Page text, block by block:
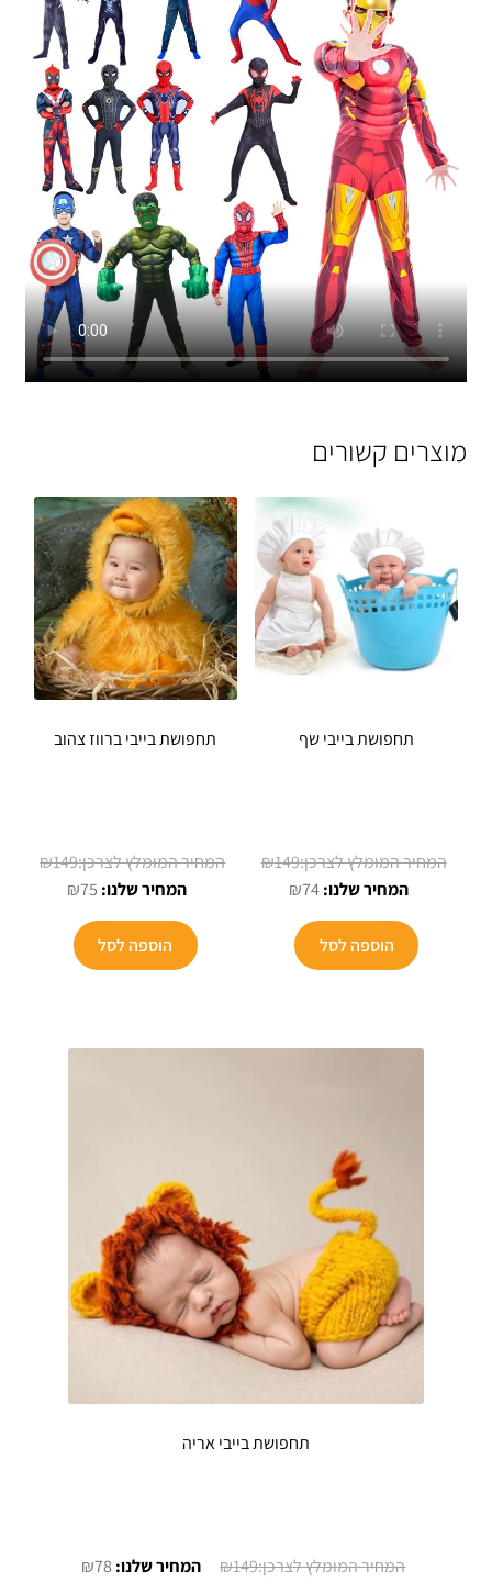
מוצרים קשורים
תחפושת בייבי שף
₪149 המחיר
₪74
הוספה לסל
תחפושת בייבי ברווז צהוב
₪149
₪75 המחיר
הוספה לסל
תחפושת בייבי אריה
₪149
המחיר
₪78